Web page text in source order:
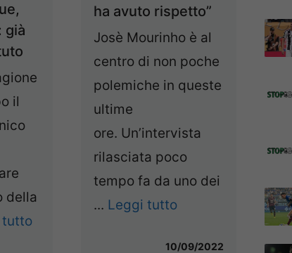
già
il
della
tutto
ha avuto rispetto”
Josè Mourinho è al
centro di non poche
polemiche in queste
ultime
ore. Un’intervista
rilasciata poco
tempo fa da uno dei
... Leggi tutto
10/09/2022